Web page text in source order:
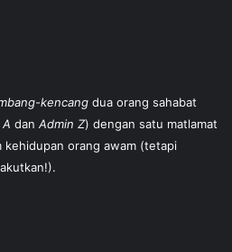
kencang dua orang sahabat
dan Admin Z) dengan satu matlamat
kehidupan orang awam (tetapi